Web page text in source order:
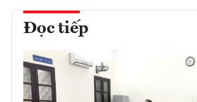
Đọc tiếp